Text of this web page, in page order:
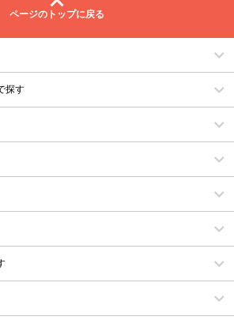
ページのトップに戻る
探す